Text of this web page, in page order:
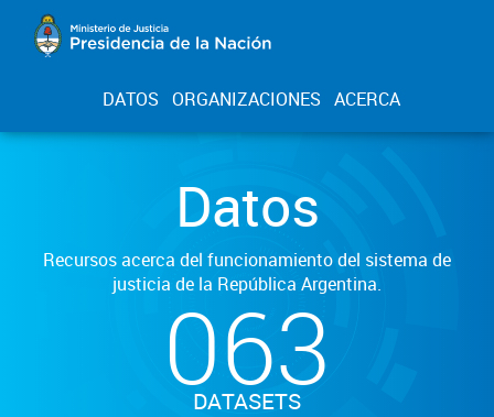
DATOS ORGANIZACIONES ACERCA
Datos
Recursos acerca del funcionamiento del sistema de
justicia de la República Argentina.
063
DATASETS